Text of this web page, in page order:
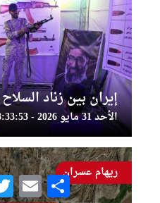
إيران بين زناد
الأحد 31 مايو 2026 - 18:33:53
ريهام عسران Email Share